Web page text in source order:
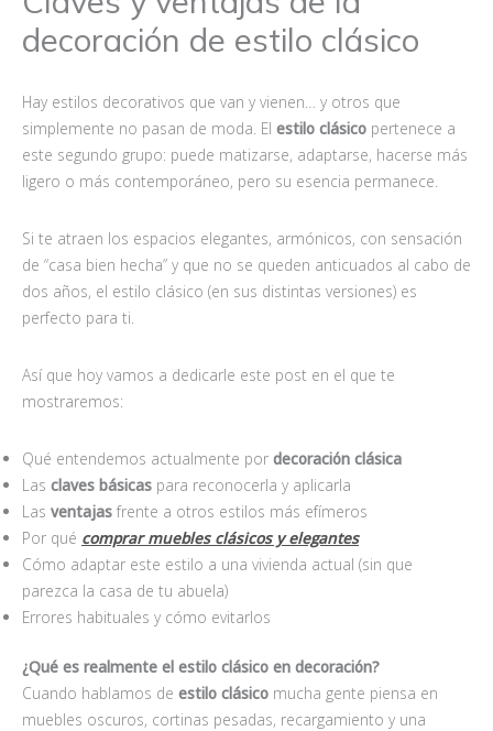
decoración de estilo clásico
Hay estilos decorativos que van y vienen… y otros que
simplemente no pasan de moda. El estilo clásico pertenece a
este segundo grupo: puede matizarse, adaptarse, hacerse más
ligero o más contemporáneo, pero su esencia permanece.
Si te atraen los espacios elegantes, armónicos, con sensación
de “casa bien hecha” y que no se queden anticuados al cabo de
dos años, el estilo clásico (en sus distintas versiones) es
perfecto para ti.
Así que hoy vamos a dedicarle este post en el que te
mostraremos:
Qué entendemos actualmente por decoración clásica
Las claves básicas para reconocerla y aplicarla
Las ventajas frente a otros estilos más efímeros
Por qué comprar muebles clásicos y elegantes
Cómo adaptar este estilo a una vivienda actual (sin que
parezca la casa de tu abuela)
Errores habituales y cómo evitarlos
¿Qué es realmente el estilo clásico en decoración?
Cuando hablamos de estilo clásico mucha gente piensa en
muebles oscuros, cortinas pesadas, recargamiento y una